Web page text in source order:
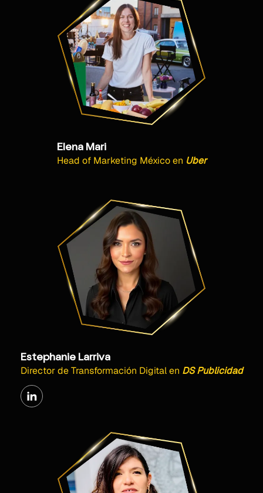
Elena Mari
Head of Marketing México en Uber
Estephanie Larriva
Director de Transformación Digital en DS Publicidad